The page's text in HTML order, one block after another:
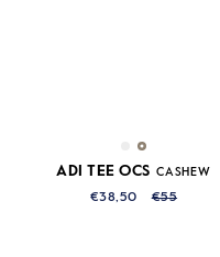
ADI TEE OCS CASHEW
€38,50 €55